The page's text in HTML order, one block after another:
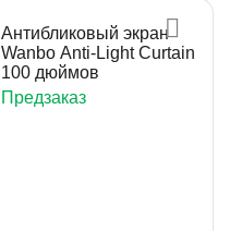
Антибликовый экран
Wanbo Anti-Light Curtain
100 дюймов
Предзаказ